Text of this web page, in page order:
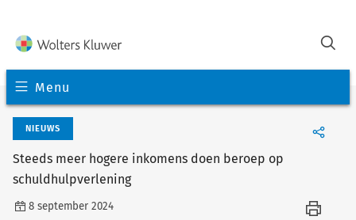
Menu
NIEUWS
Steeds meer hogere inkomens doen beroep op
schuldhulpverlening
8 september 2024